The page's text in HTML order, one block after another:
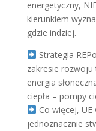
energetyczny,
kierunkiem
gdzie indziej.
Strategia
zakresie
energia
ciepła – pompy
Co więcej,
jednoznacznie